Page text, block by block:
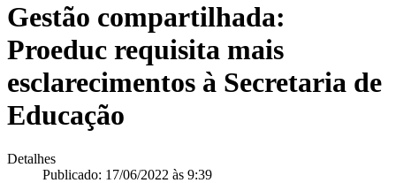
Gestão compartilhada:
Proeduc requisita mais
esclarecimentos à Secretaria de
Educação
Detalhes
Publicado: 17/06/2022 às 9:39